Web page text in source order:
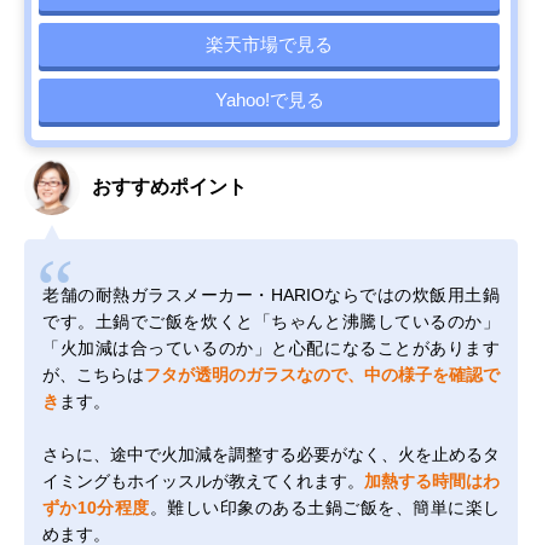
楽天市場で見る
Yahoo!で見る
おすすめポイント
老舗の耐熱ガラスメーカー・HARIOならではの炊飯用土鍋
です。土鍋でご飯を炊くと「ちゃんと沸騰しているのか」
「火加減は合っているのか」と心配になることがあります
が、こちらはフタが透明のガラスなので、中の様子を確認で
き ます。
さらに、途中で火加減を調整する必要がなく、火を止めるタ
イミングもホイッスルが教えてくれます。 加熱する時間はわ
ずか10分程度。難しい印象のある土鍋ご飯を、簡単に楽し
めます。